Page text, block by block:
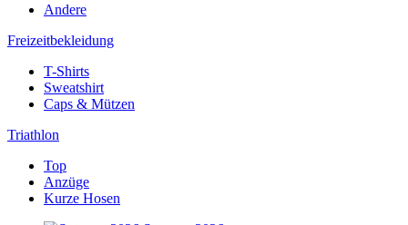
Andere
Freizeitbekleidung
T-Shirts
Sweatshirt
Caps & Mützen
Triathlon
Top
Anzüge
Kurze Hosen